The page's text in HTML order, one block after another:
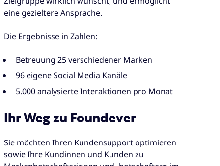
eine gezieltere Ansprache.
Die Ergebnisse in Zahlen:
Betreuung 25 verschiedener Marken
96 eigene Social Media Kanäle
5.000 analysierte Interaktionen pro Monat
Ihr Weg zu Foundever
Sie möchten Ihren Kundensupport optimieren
sowie Ihre Kundinnen und Kunden zu